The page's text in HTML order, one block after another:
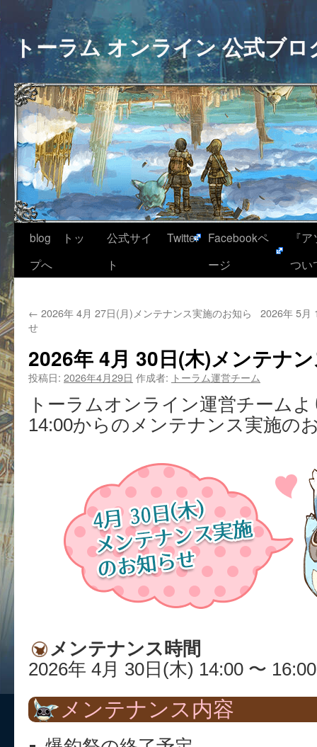
トーラム オンライン 公式ブロ
blog トッ
プへ
公式サイ
ト
Twitter
Facebookペ
ージ
『
つい
← 2026年 4月 27日(月)メンテナンス実施のお知ら
せ
2026年 5月
2026年 4月 30日(木)メンテナ
投稿日: 2026年4月29日 作成者: トーラム運営チーム
トーラムオンライン運営チーム
14:00からのメンテナンス実施の
メンテナンス時間
2026年 4月 30日(木) 14:00 〜 16:00
メンテナンス内容